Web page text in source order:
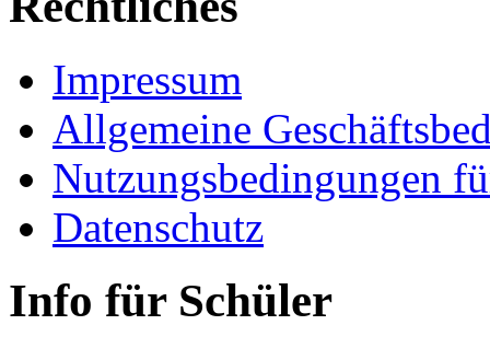
Impressum
Allgemeine
Nutzungsbedingungen
Datenschutz
Info für Schüler